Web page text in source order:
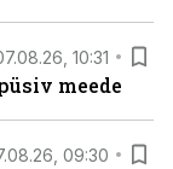
10:31
meede
09:30